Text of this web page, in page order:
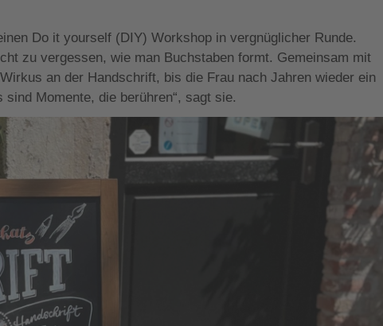
Do it yourself (DIY) Workshop in vergnüglicher Runde.
zu vergessen, wie man Buchstaben formt. Gemeinsam mit
an der Handschrift, bis die Frau nach Jahren wieder ein
Momente, die berühren“, sagt sie.